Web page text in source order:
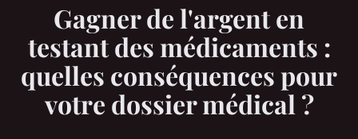
Gagner de l'argent en
testant des médicaments :
quelles conséquences pour
votre dossier médical ?